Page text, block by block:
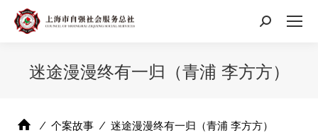
搜
迷途漫漫终有一归（青浦 李方方）
⁄ 个案故事 ⁄ 迷途漫漫终有一归（青浦 李方方）